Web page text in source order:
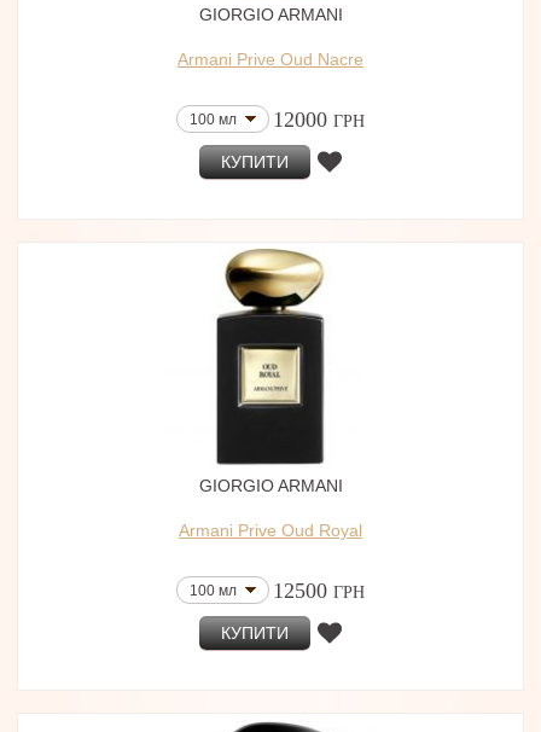
GIORGIO ARMANI
Armani Prive Oud Nacre
100 мл 12000 ГРН
КУПИТИ
GIORGIO ARMANI
Armani Prive Oud Royal
100 мл 12500 ГРН
КУПИТИ